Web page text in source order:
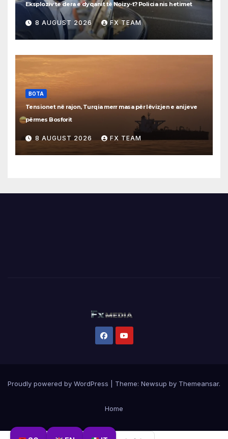
Eksploziv te dera e dyqanit të Noizy-t? Policia nis hetimet
8 AUGUST 2026 FX TEAM
BOTA
Tensionet në rajon, Turqia merr masa për lëvizjen e anijeve
përmes Bosforit
8 AUGUST 2026 FX TEAM
Proudly powered by WordPress Theme: Newsup by Themeansar.
Home